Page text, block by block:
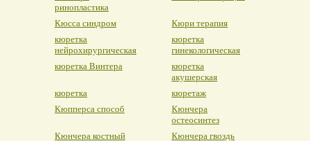
ринопластика
Кюсса синдром
Кюри терапия
кюретка
нейрохирургическая
кюретка
гинекологическая
кюретка Винтера
кюретка
акушерская
кюретка
кюретаж
Кюпперса способ
Кюнчера
остеосинтез
Кюнчера костный
Кюнчера гвоздь